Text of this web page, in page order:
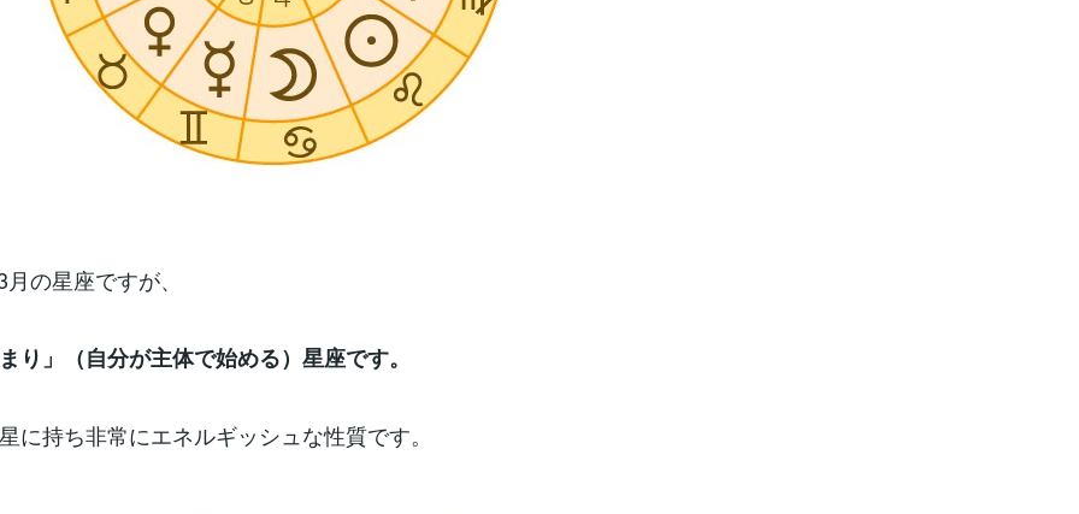
の星座ですが、
り」（自分が主体で始める）星座です。
に持ち非常にエネルギッシュな性質です。